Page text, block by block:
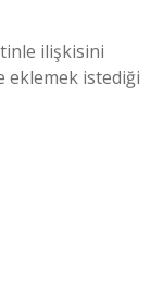
ilişkisini
eklemek istediği